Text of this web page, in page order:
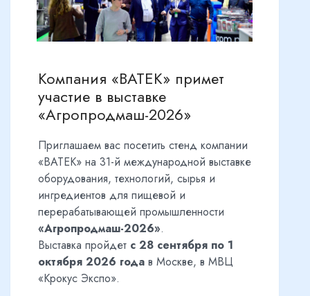
Компания «ВАТЕК» примет
участие в выставке
«Агропродмаш-2026»
Приглашаем вас посетить стенд компании
«ВАТЕК» на 31-й международной выставке
оборудования, технологий, сырья и
ингредиентов для пищевой и
перерабатывающей промышленности
«Агропродмаш-2026».
Выставка пройдет с 28 сентября по 1
октября 2026 года в Москве, в МВЦ
«Крокус Экспо».